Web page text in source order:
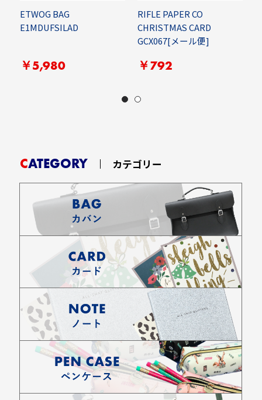
ETWOG BAG
E1MDUFSILAD
￥5,980
RIFLE PAPER CO
CHRISTMAS CARD
GCX067[メール便]
￥792
CATEGORY カテゴリー